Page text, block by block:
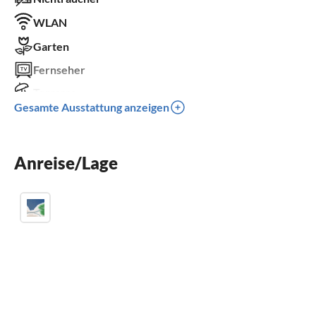
WLAN
Garten
Fernseher
Kinderbett
Gesamte Ausstattung anzeigen
Anreise/Lage